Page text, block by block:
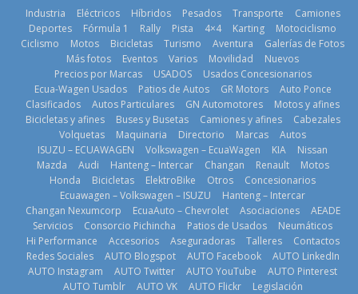
BMW, Toyota,
Bosch y
prueban flota
que usa
gasolina 100%
renovable
25 de julio de
2026
La Vuelta al
Ecuador 2026,
edición 47ª,
recorre 7
provincias en 8
días
1 de agosto de
2026
¿Qué puede
pasar con tu
vehículo si
permanece
varios días sin
usar?
3 de agosto de
2026
Industria Eléctricos Híbridos Pesados Transporte
Camiones
Deportes
Fórmula 1 Rally Pista 4×4 Karting
Motociclismo
Ciclismo
Motos Bicicletas Turismo Aventura
Galerías de Fotos
Más fotos
Eventos Varios Movilidad
Nuevos
Precios por Marcas
USADOS
Usados Concesionarios
Ecua-Wagen Usados
Patios de Autos GR Motors
Auto Ponce
Clasificados
Autos Particulares GN Automotores
Motos y afines
Bicicletas y afines
Buses y Busetas Camiones y afines
Cabezales
Volquetas
Maquinaria Directorio Marcas
Autos
ISUZU – ECUAWAGEN
Volkswagen – EcuaWagen KIA
Nissan
Mazda
Audi Hanteng – Intercar Changan Renault
Motos
Honda
Bicicletas ElektroBike Otros
Concesionarios
Ecuawagen – Volkswagen – ISUZU
Hanteng – Intercar
Changan Nexumcorp
EcuaAuto – Chevrolet Asociaciones
AEADE
Servicios
Consorcio Pichincha Patios de Usados
Neumáticos
Hi Performance
Accesorios Aseguradoras Talleres
Contactos
Redes Sociales
AUTO Blogspot AUTO Facebook
AUTO LinkedIn
AUTO Instagram
AUTO Twitter AUTO YouTube
AUTO Pinterest
AUTO Tumblr
AUTO VK AUTO Flickr Legislación